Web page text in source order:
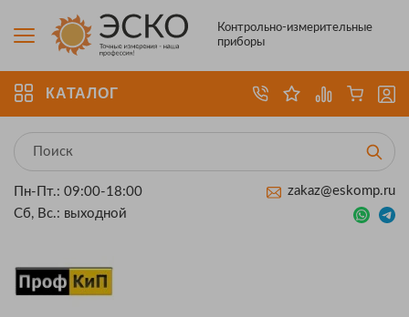
Контрольно-измерительные
приборы
КАТАЛОГ
Пн-Пт.: 09:00-18:00
Сб, Вс.: выходной
zakaz@eskomp.ru